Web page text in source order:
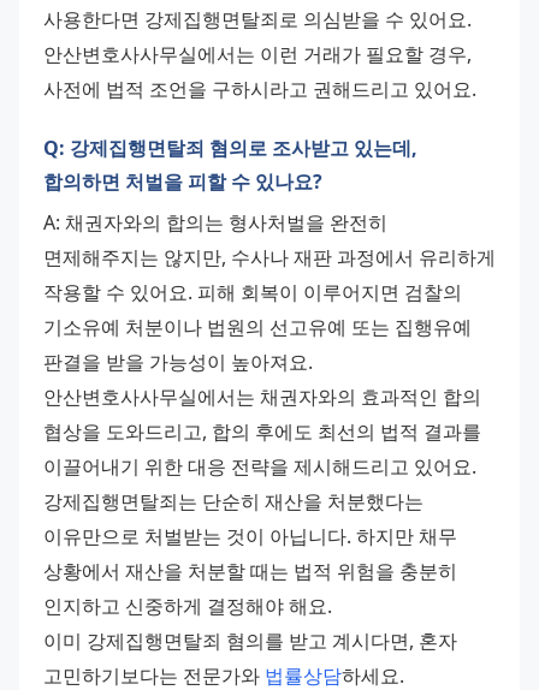
사용한다면 강제집행면탈죄로 의심받을 수 있어요.
안산변호사사무실에서는 이런 거래가 필요할 경우,
사전에 법적 조언을 구하시라고 권해드리고 있어요.
Q: 강제집행면탈죄 혐의로 조사받고 있는데,
합의하면 처벌을 피할 수 있나요?
A: 채권자와의 합의는 형사처벌을 완전히
면제해주지는 않지만, 수사나 재판 과정에서 유리하게
작용할 수 있어요. 피해 회복이 이루어지면 검찰의
기소유예 처분이나 법원의 선고유예 또는 집행유예
판결을 받을 가능성이 높아져요.
안산변호사사무실에서는 채권자와의 효과적인 합의
협상을 도와드리고, 합의 후에도 최선의 법적 결과를
이끌어내기 위한 대응 전략을 제시해드리고 있어요.
강제집행면탈죄는 단순히 재산을 처분했다는
이유만으로 처벌받는 것이 아닙니다. 하지만 채무
상황에서 재산을 처분할 때는 법적 위험을 충분히
인지하고 신중하게 결정해야 해요.
이미 강제집행면탈죄 혐의를 받고 계시다면, 혼자
고민하기보다는 전문가와 법률상담하세요.